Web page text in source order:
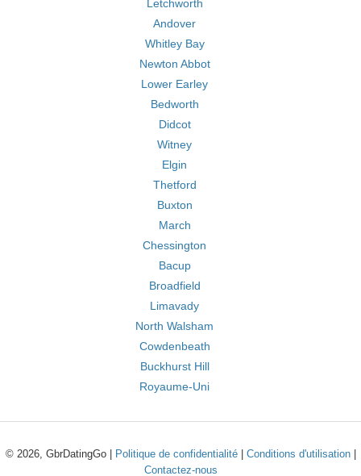
Letchworth
Andover
Whitley Bay
Newton Abbot
Lower Earley
Bedworth
Didcot
Witney
Elgin
Thetford
Buxton
March
Chessington
Bacup
Broadfield
Limavady
North Walsham
Cowdenbeath
Buckhurst Hill
Royaume-Uni
© 2026, GbrDatingGo | Politique de confidentialité| Conditions d'utilisation|
Contactez-nous